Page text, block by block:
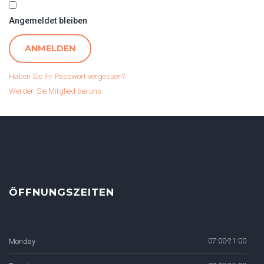
Angemeldet bleiben
Haben Sie Ihr Passwort vergessen?
Werden Sie Mitglied bei uns
ÖFFNUNGSZEITEN
Monday 07:00-21:00